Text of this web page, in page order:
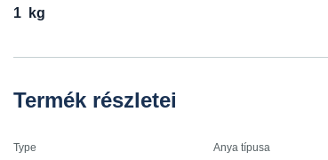
1 kg
Termék részletei
Type Anya típusa